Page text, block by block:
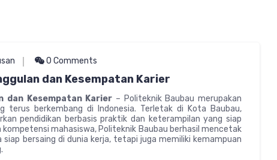
0 Comments
dan Kesempatan Karier
dan Kesempatan Karier – Politeknik Baubau merupakan
terus berkembang di Indonesia. Terletak di Kota Baubau,
pendidikan berbasis praktik dan keterampilan yang siap
mahasiswa, Politeknik Baubau berhasil mencetak
siap bersaing di dunia kerja, tetapi juga memiliki kemampuan